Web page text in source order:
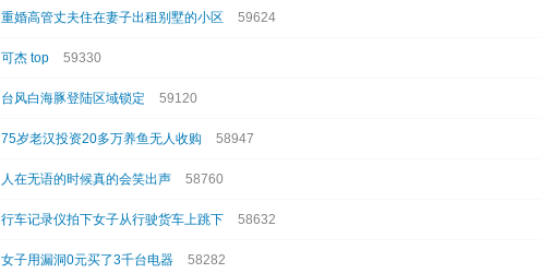
重婚高管丈夫住在妻子出租别墅的小区 59624
可杰 top 59330
台风白海豚登陆区域锁定 59120
75岁老汉投资20多万养鱼无人收购 58947
人在无语的时候真的会笑出声 58760
行车记录仪拍下女子从行驶货车上跳下 58632
女子用漏洞0元买了3千台电器 58282